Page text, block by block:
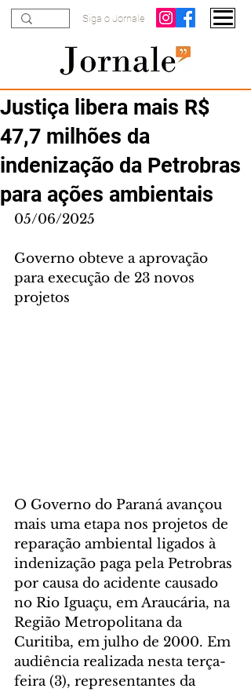
Siga o Jornale
Justiça libera mais R$
47,7 milhões da
indenização da Petrobras
para ações ambientais
05/06/2025
Governo obteve a aprovação
para execução de 23 novos
projetos
O Governo do Paraná avançou
mais uma etapa nos projetos de
reparação ambiental ligados à
indenização paga pela Petrobras
por causa do acidente causado
no Rio Iguaçu, em Araucária, na
Região Metropolitana da
Curitiba, em julho de 2000. Em
audiência realizada nesta terça-
feira (3), representantes da